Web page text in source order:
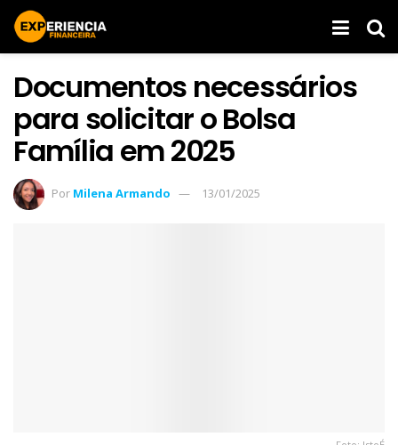
Documentos necessários
para solicitar o Bolsa
Família em 2025
Por Milena Armando 13/01/2025